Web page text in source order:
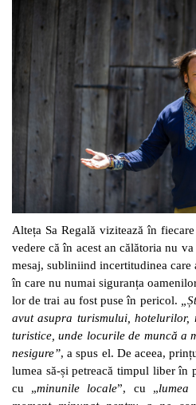
Alteța Sa Regală vizitează în
vedere că în acest an călătoria nu
mesaj, subliniind incertitudinea care
în care nu numai siguranța
lor de trai au fost puse în pericol.
avut asupra turismului,
turistice, unde locurile de muncă a
nesigure”, a spus el. De aceea,
lumea să-și petreacă timpul liber în
cu „minunile locale”, cu „